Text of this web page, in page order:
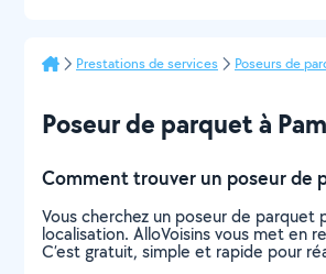
Prestations de services Poseurs de
Poseur de parquet à
Comment trouver un poseur de
Vous cherchez un poseur de
localisation. AlloVoisins vous met en
C’est gratuit, simple et rapide pour